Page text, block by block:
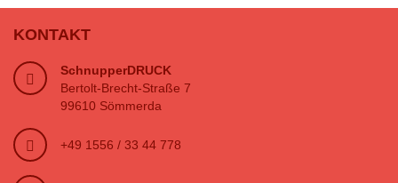
KONTAKT
SchnupperDRUCK
Bertolt-Brecht-Straße 7
99610 Sömmerda
+49 1556 / 33 44 778